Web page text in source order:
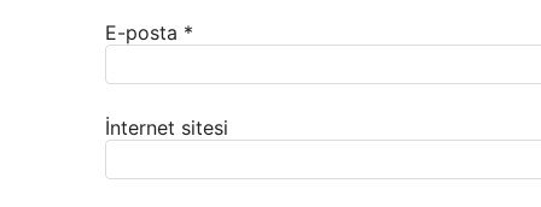
E-posta *
İnternet sitesi